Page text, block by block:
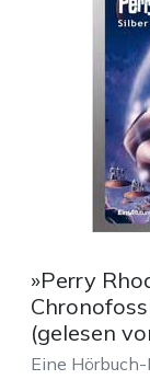
»Perry
(gelesen
Eine